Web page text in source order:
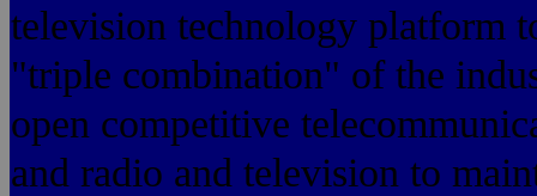
television technology platform
"triple combination" of the
open competitive
and radio and television to